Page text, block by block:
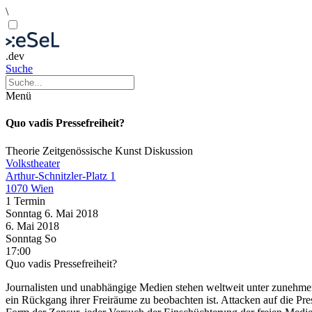
\
.dev
Suche
Menü
Quo vadis Pressefreiheit?
Theorie Zeitgenössische Kunst Diskussion
Volkstheater
Arthur-Schnitzler-Platz 1
1070 Wien
1 Termin
Sonntag 6. Mai 2018
6. Mai 2018
Sonntag So
17:00
Quo vadis Pressefreiheit?
Journalisten und unabhängige Medien stehen weltweit unter
ein Rückgang ihrer Freiräume zu beobachten ist. Attacken auf die